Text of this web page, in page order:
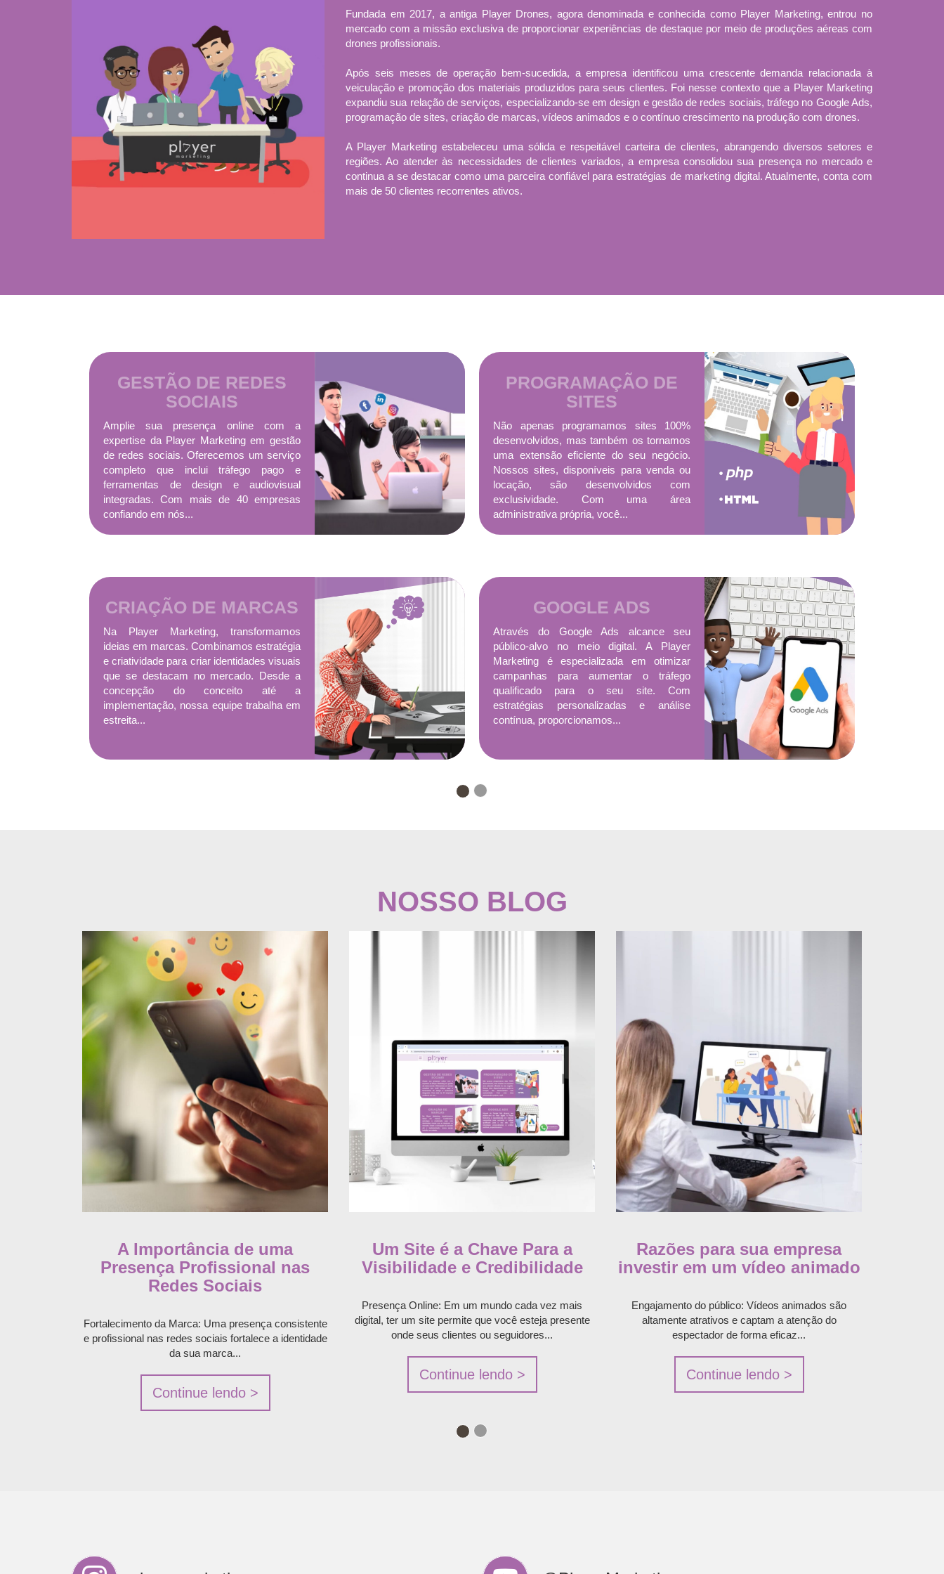
Fundada em 2017, a antiga Player Drones, agora denominada e conhecida como Player Marketing, entrou no
mercado com a missão exclusiva de proporcionar experiências de destaque por meio de produções aéreas com
drones profissionais.
Após seis meses de operação bem-sucedida, a empresa identificou uma crescente demanda relacionada à
veiculação e promoção dos materiais produzidos para seus clientes. Foi nesse contexto que a Player Marketing
expandiu sua relação de serviços, especializando-se em design e gestão de redes sociais, tráfego no Google Ads,
programação de sites, criação de marcas, vídeos animados e o contínuo crescimento na produção com drones.
A Player Marketing estabeleceu uma sólida e respeitável carteira de clientes, abrangendo diversos setores e
regiões. Ao atender às necessidades de clientes variados, a empresa consolidou sua presença no mercado e
continua a se destacar como uma parceira confiável para estratégias de marketing digital. Atualmente, conta com
mais de 50 clientes recorrentes ativos.
GESTÃO DE REDES
SOCIAIS
Amplie sua presença online com a
expertise da Player Marketing em gestão
de redes sociais. Oferecemos um serviço
completo que inclui tráfego pago e
ferramentas de design e audiovisual
integradas. Com mais de 40 empresas
confiando em nós...
PROGRAMAÇÃO DE
SITES
Não apenas programamos sites 100%
desenvolvidos, mas também os tornamos
uma extensão eficiente do seu negócio.
Nossos sites, disponíveis para venda ou
locação, são desenvolvidos com
exclusividade. Com uma área
administrativa própria, você...
CRIAÇÃO DE MARCAS
Na Player Marketing, transformamos
ideias em marcas. Combinamos estratégia
e criatividade para criar identidades visuais
que se destacam no mercado. Desde a
concepção do conceito até a
implementação, nossa equipe trabalha em
estreita...
GOOGLE ADS
Através do Google Ads alcance seu
público-alvo no meio digital. A Player
Marketing é especializada em otimizar
campanhas para aumentar o tráfego
qualificado para o seu site. Com
estratégias personalizadas e análise
contínua, proporcionamos...
NOSSO BLOG
A Importância de uma
Presença Profissional nas
Redes Sociais
Fortalecimento da Marca: Uma presença consistente
e profissional nas redes sociais fortalece a identidade
da sua marca...
Continue lendo >
Um Site é a Chave Para a
Visibilidade e Credibilidade
Presença Online: Em um mundo cada vez mais
digital, ter um site permite que você esteja presente
onde seus clientes ou seguidores...
Continue lendo >
Razões para sua empresa
investir em um vídeo animado
Engajamento do público: Vídeos animados são
altamente atrativos e captam a atenção do
espectador de forma eficaz...
Continue lendo >